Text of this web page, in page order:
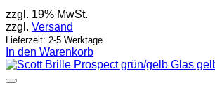
zzgl. 19% MwSt.
zzgl. Versand
Lieferzeit: 2-5 Werktage
In den Warenkorb